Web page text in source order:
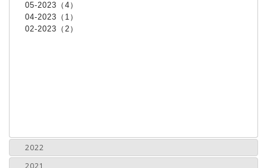
05-2023（4）
04-2023（1）
02-2023（2）
2022